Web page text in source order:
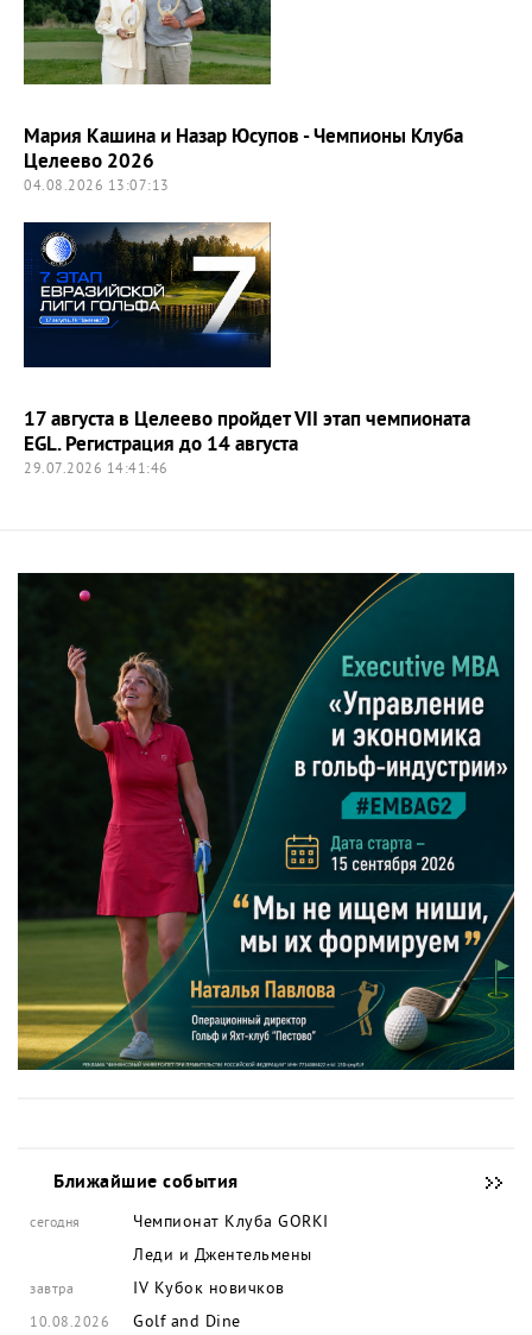
Мария Кашина и Назар Юсупов - Чемпионы Клуба
Целеево 2026
04.08.2026 13:07:13
17 августа в Целеево пройдет VII этап чемпионата
EGL. Регистрация до 14 августа
29.07.2026 14:41:46
Ближайшие события
сегодня
Чемпионат Клуба GORKI
Леди и Джентельмены
завтра IV Кубок новичков
10.08.2026 Golf and Dine